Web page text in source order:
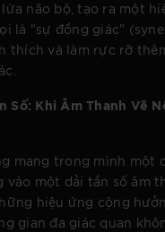
não bộ, tạo ra một
là "sự đồng giác"
thích và làm rực rỡ
Số: Khi Âm Thanh Vẽ
mang trong mình một
vào một dải tần số âm
hiệu ứng cộng
gian đa giác quan